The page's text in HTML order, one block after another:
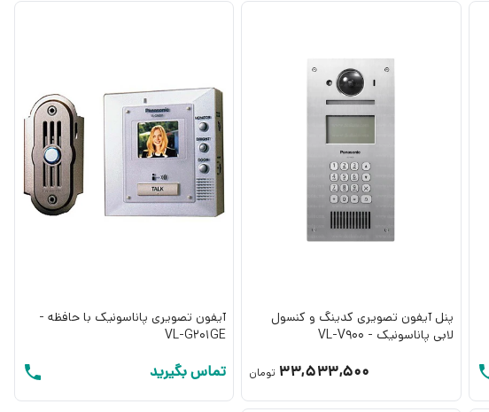
پنل آیفون تصویری کدینگ و کنسول
لابی پاناسونیک - VL-V900
33,533,500 تومان
آیفون تصویری پاناسونیک با حافظه -
VL-G201GE
تماس بگیرید